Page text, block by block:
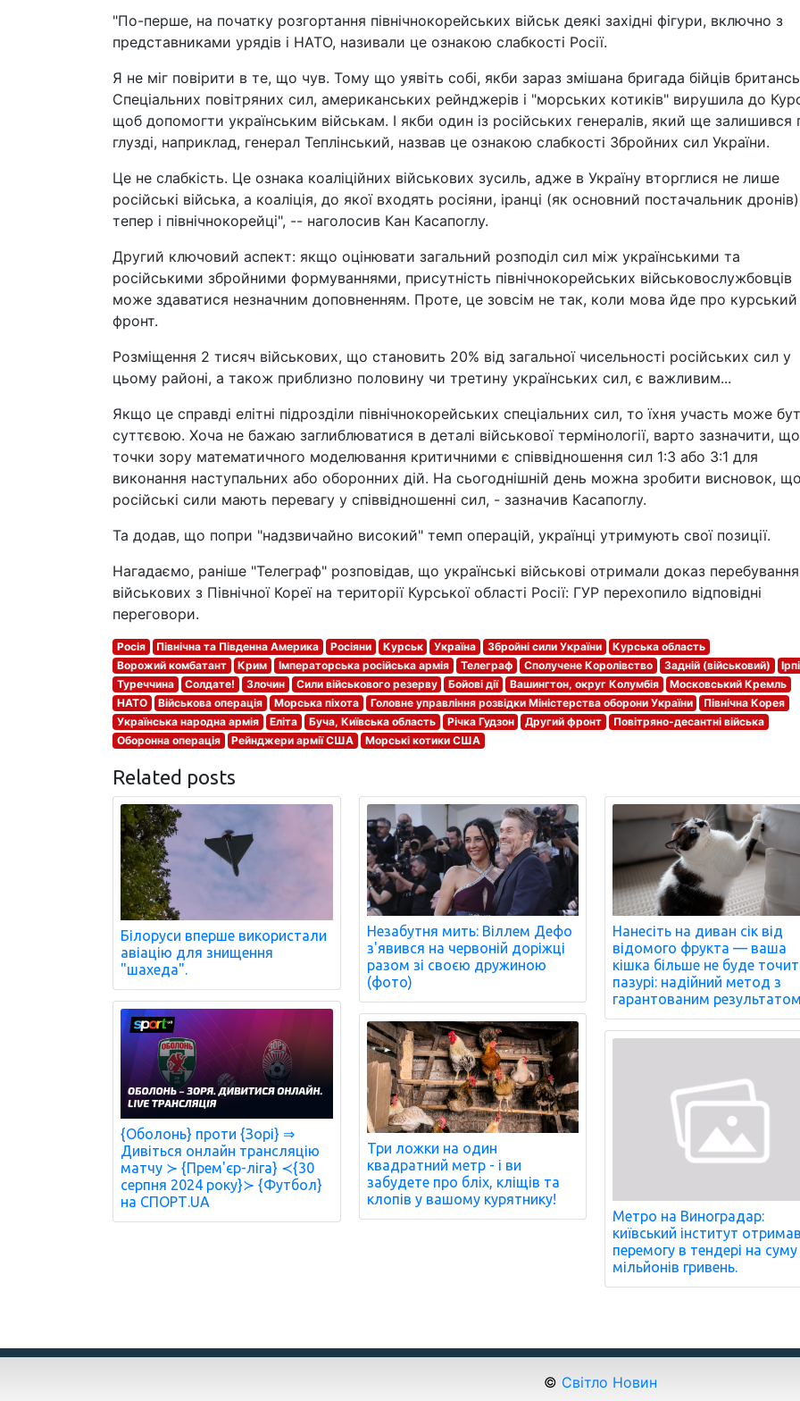
"По-перше, на початку розгортання північнокорейських військ деякі західні фігури, включно з
представниками урядів і НАТО, називали це ознакою слабкості Росії.
Я не міг повірити в те, що чув. Тому що уявіть собі, якби зараз змішана бригада бійців
Спеціальних повітряних сил, американських рейнджерів і "морських котиків" вирушила до
щоб допомогти українським військам. І якби один із російських генералів, який ще залишився
глузді, наприклад, генерал Теплінський, назвав це ознакою слабкості Збройних сил України.
Це не слабкість. Це ознака коаліційних військових зусиль, адже в Україну вторглися не лише
російські війська, а коаліція, до якої входять росіяни, іранці (як основний постачальник
тепер і північнокорейці", -- наголосив Кан Касапоглу.
Другий ключовий аспект: якщо оцінювати загальний розподіл сил між українськими та
російськими збройними формуваннями, присутність північнокорейських військовослужбовців
може здаватися незначним доповненням. Проте, це зовсім не так, коли мова йде про курський
фронт.
Розміщення 2 тисяч військових, що становить 20% від загальної чисельності російських сил у
цьому районі, а також приблизно половину чи третину українських сил, є важливим...
Якщо це справді елітні підрозділи північнокорейських спеціальних сил, то їхня участь може
суттєвою. Хоча не бажаю заглиблюватися в деталі військової термінології, варто зазначити,
точки зору математичного моделювання критичними є співвідношення сил 1:3 або 3:1 для
виконання наступальних або оборонних дій. На сьогоднішній день можна зробити висновок, що
російські сили мають перевагу у співвідношенні сил, - зазначив Касапоглу.
Та додав, що попри "надзвичайно високий" темп операцій, українці утримують свої позиції.
Нагадаємо, раніше "Телеграф" розповідав, що українські військові отримали доказ перебування
військових з Північної Кореї на території Курської області Росії: ГУР перехопило відповідні
переговори.
Росія Північна та Південна Америка Росіяни Курськ Україна Збройні сили України
Курська область
Ворожий комбатант
Крим Імператорська російська армія Телеграф Сполучене Королівство Задній (військовий)
Туреччина
Солдате! Злочин Сили військового резерву Бойові дії Вашингтон, округ Колумбія
Московський Кремль
НАТО
Військова операція Морська піхота Головне управління розвідки Міністерства оборони України
Північна Корея
Українська народна армія
Еліта Буча, Київська область Річка Гудзон Другий фронт
Повітряно-десантні війська
Оборонна операція
Рейнджери армії США Морські котики США
Related posts
Білоруси вперше використали
авіацію для знищення
"шахеда".
{Оболонь} проти {Зорі} ⇒
Дивіться онлайн трансляцію
матчу ≻ {Прем'єр-ліга} ≺{30
серпня 2024 року}≻ {Футбол}
на СПОРТ.UA
Незабутня мить: Віллем Дефо
з'явився на червоній доріжці
разом зі своєю дружиною
(фото)
Три ложки на один
квадратний метр - і ви
забудете про бліх, кліщів та
клопів у вашому курятнику!
Нанесіть на диван сік від
відомого фрукта — ваша
кішка більше не буде
пазурі: надійний метод з
гарантованим
Метро на Виноградар:
київський інститут отримав
перемогу в тендері на суму
мільйонів гривень.
© Світло Новин